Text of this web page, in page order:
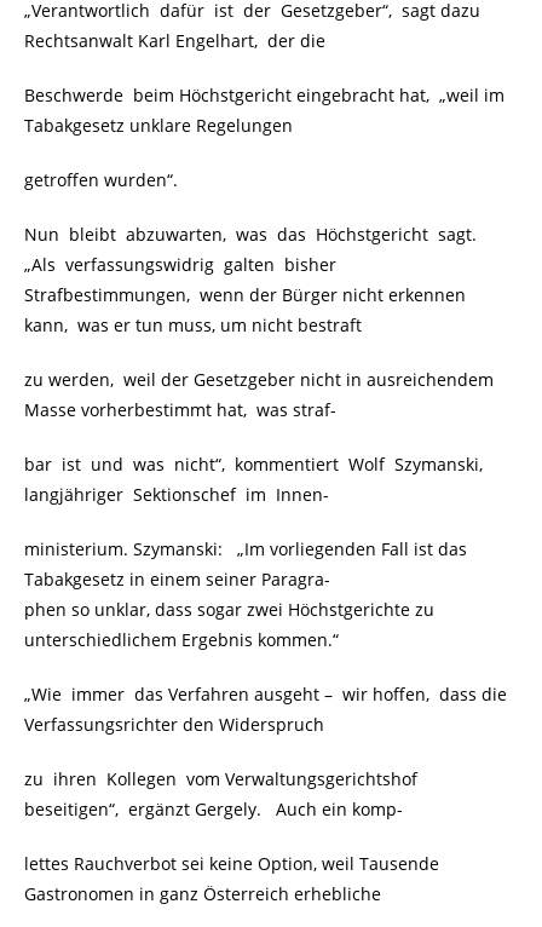
„Verantwortlich dafür ist der Gesetzgeber“, sagt dazu
Rechtsanwalt Karl Engelhart, der die
Beschwerde beim Höchstgericht eingebracht hat, „weil im
Tabakgesetz unklare Regelungen
getroffen wurden“.
Nun bleibt abzuwarten, was das Höchstgericht sagt.
„Als verfassungswidrig galten bisher
Strafbestimmungen, wenn der Bürger nicht erkennen
kann, was er tun muss, um nicht bestraft
zu werden, weil der Gesetzgeber nicht in ausreichendem
Masse vorherbestimmt hat, was straf-
bar ist und was nicht“, kommentiert Wolf Szymanski,
langjähriger Sektionschef im Innen-
ministerium. Szymanski: „Im vorliegenden Fall ist das
Tabakgesetz in einem seiner Paragra-
phen so unklar, dass sogar zwei Höchstgerichte zu
unterschiedlichem Ergebnis kommen.“
„Wie immer das Verfahren ausgeht – wir hoffen, dass die
Verfassungsrichter den Widerspruch
zu ihren Kollegen vom Verwaltungsgerichtshof
beseitigen“, ergänzt Gergely. Auch ein komp-
lettes Rauchverbot sei keine Option, weil Tausende
Gastronomen in ganz Österreich erhebliche